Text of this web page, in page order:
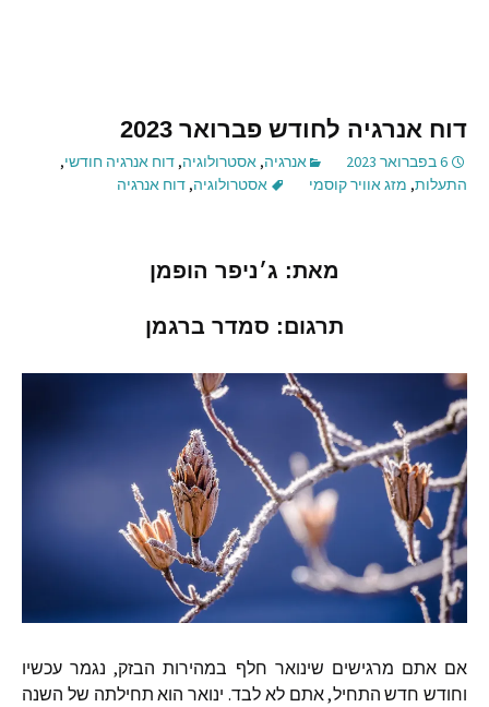
דוח אנרגיה לחודש פברואר 2023
6 בפברואר 2023 אנרגיה, אסטרולוגיה, דוח אנרגיה חודשי,
התעלות, מזג אוויר קוסמי אסטרולוגיה, דוח אנרגיה
מאת: ג׳ניפר הופמן
תרגום: סמדר ברגמן
אם אתם מרגישים שינואר חלף במהירות הבזק, נגמר עכשיו
וחודש חדש התחיל,אתם לא לבד. ינואר הוא תחילתה של השנה